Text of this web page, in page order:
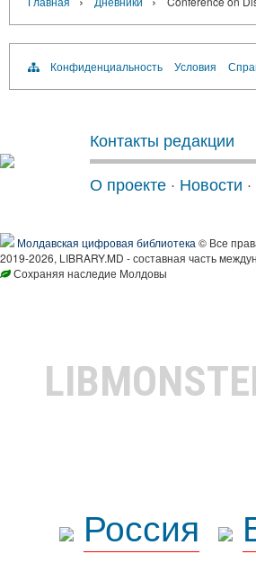
Конфиденциальность Условия
Контакты редакции
О проекте · Новости ·
Молдавская цифровая библиотека © Все
2019-2026, LIBRARY.MD - составная часть
Сохраняя наследие Молдовы
Россия